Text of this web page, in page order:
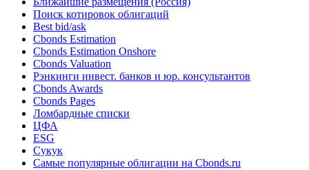
Поиск котировок облигаций
Best bid/ask
Cbonds Estimation
Cbonds Estimation Onshore
Cbonds Valuation
Рэнкинги инвест. банков и юр. консультантов
Cbonds Awards
Cbonds Pages
Ломбардные списки
ЦФА
ESG
Сукук
Самые популярные облигации на Cbonds.ru